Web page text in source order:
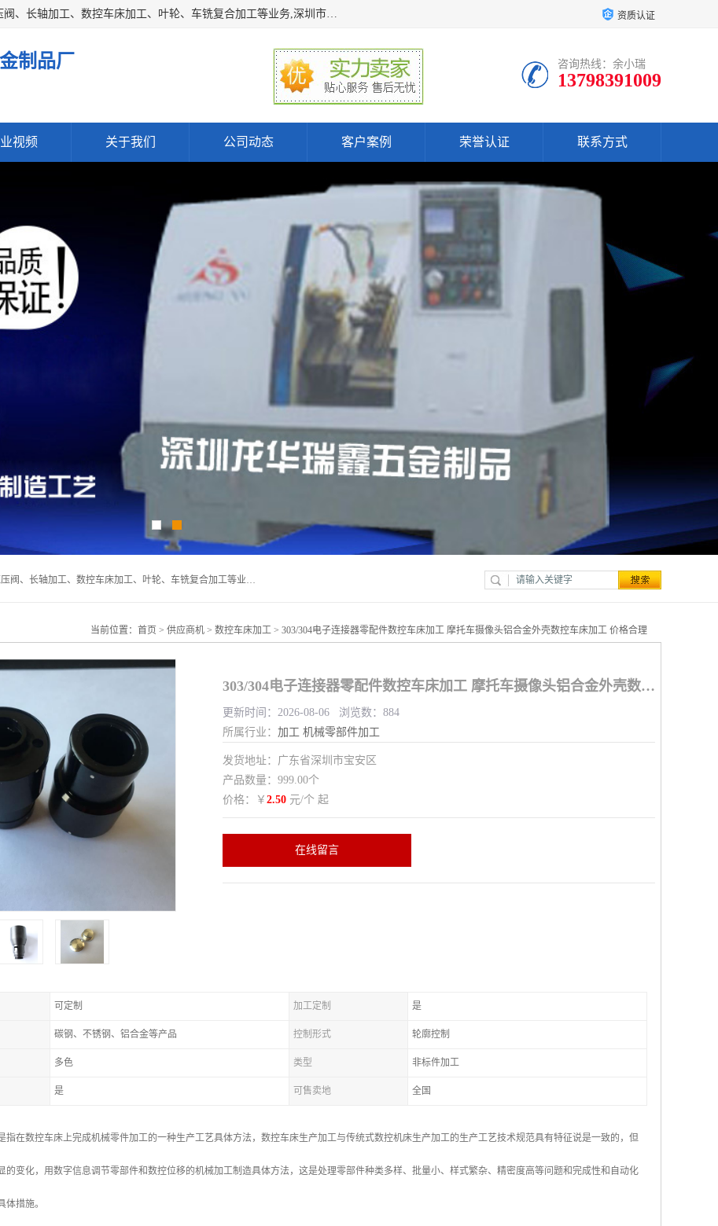
深圳市宝安区石岩瑞鑫五金制品厂主要经营丝杆加工、恒压阀、长轴加工、数控车床加工、叶轮、车铣复合加工等业务,深圳市宝安区石岩瑞鑫五金制品厂产品广泛应用于按摩椅、各类阀门、电机等石化类、机械类产品. 资质认证
制品厂 咨询热线：余小瑞
13798391009
视频 关于我们 公司动态 客户案例 荣誉认证 联系方式
深圳市宝安区石岩瑞鑫五金制品厂主要经营丝杆加工、恒压阀、长轴加工、数控车床加工、叶轮、车铣复合加工等业务,深圳市宝安区石岩瑞鑫五金制品厂产品广泛应用于按摩椅、各类阀门、电机等石化类、机械类产品.
当前位置： 首页 > 供应商机 > 数控车床加工 > 303/304电子连接器零配件数控车床加工 摩托车摄像头铝合金外壳数控车床加工 价格合理
303/304电子连接器零配件数控车床加工 摩托车摄像头铝合金外壳数控车床加工 价格合理
更新时间：2026-08-06 浏览数：884
所属行业： 加工 机械零部件加工
发货地址：广东省深圳市宝安区
产品数量：999.00个
价格：￥ 2.50 元/个 起
在线留言
可定制 加工定制 是
碳钢、不锈钢、铝合金等产品 控制形式 轮廓控制
多色 类型 非标件加工
是 可售卖地 全国
指在数控车床上完成机械零件加工的一种生产工艺具体方法，数控车床生产加工与传统式数控机床生产加工的生产工艺技术规范具有特征说是一致的，但
的变化，用数字信息调节零部件和数控位移的机械加工制造具体方法，这是处理零部件种类多样、批量小、样式繁杂、精密度高等问题和完成性和自动化
体措施。